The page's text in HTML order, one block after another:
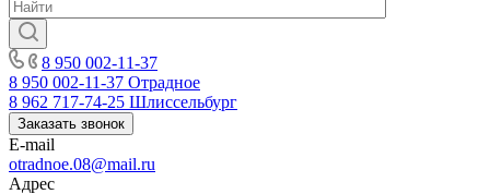
8 950 002-11-37
8 950 002-11-37 Отрадное
8 962 717-74-25 Шлиссельбург
Заказать звонок
E-mail
otradnoe.08@mail.ru
Адрес